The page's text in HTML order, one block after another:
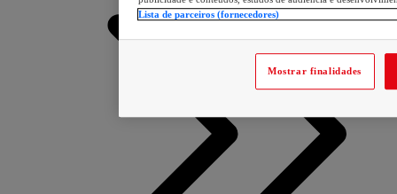
Lista de parceiros (fornecedores)
Mostrar finalidades